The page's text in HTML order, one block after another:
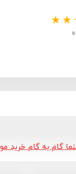
گام به گام خرید